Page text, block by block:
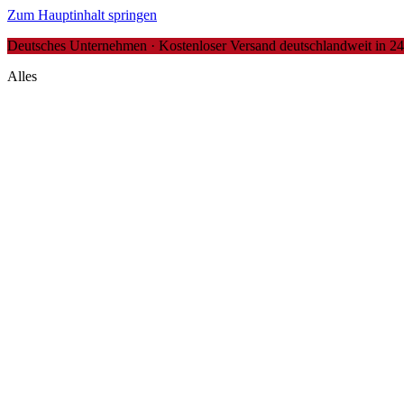
Zum Hauptinhalt springen
Deutsches Unternehmen · Kostenloser Versand deutschlandweit in
Alles